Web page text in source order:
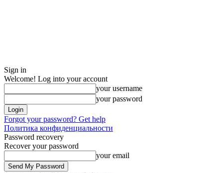
Sign in
Welcome! Log into your account
your username
your password
Forgot your password? Get help
Политика конфиденциальности
Password recovery
Recover your password
your email